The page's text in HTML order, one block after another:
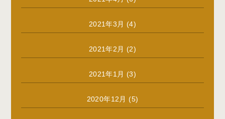
2021年3月 (4)
2021年2月 (2)
2021年1月 (3)
2020年12月 (5)